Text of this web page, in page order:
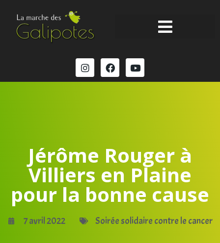
Jérôme Rouger à
Villiers en Plaine
pour la bonne cause
7 avril 2022 Soirée solidaire contre le cancer